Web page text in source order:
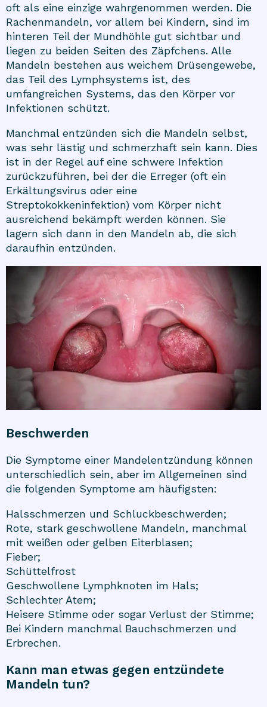
oft als eine einzige wahrgenommen werden. Die
Rachenmandeln, vor allem bei Kindern, sind im
hinteren Teil der Mundhöhle gut sichtbar und
liegen zu beiden Seiten des Zäpfchens. Alle
Mandeln bestehen aus weichem Drüsengewebe,
das Teil des Lymphsystems ist, des
umfangreichen Systems, das den Körper vor
Infektionen schützt.
Manchmal entzünden sich die Mandeln selbst,
was sehr lästig und schmerzhaft sein kann. Dies
ist in der Regel auf eine schwere Infektion
zurückzuführen, bei der die Erreger (oft ein
Erkältungsvirus oder eine
Streptokokkeninfektion) vom Körper nicht
ausreichend bekämpft werden können. Sie
lagern sich dann in den Mandeln ab, die sich
daraufhin entzünden.
Beschwerden
Die Symptome einer Mandelentzündung können
unterschiedlich sein, aber im Allgemeinen sind
die folgenden Symptome am häufigsten:
Halsschmerzen und Schluckbeschwerden;
Rote, stark geschwollene Mandeln, manchmal
mit weißen oder gelben Eiterblasen;
Fieber;
Schüttelfrost
Geschwollene Lymphknoten im Hals;
Schlechter Atem;
Heisere Stimme oder sogar Verlust der Stimme;
Bei Kindern manchmal Bauchschmerzen und
Erbrechen.
Kann man etwas gegen entzündete
Mandeln tun?